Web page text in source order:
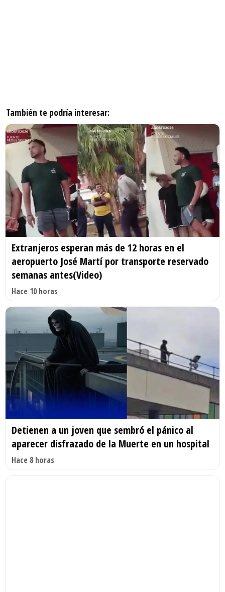
También te podría interesar:
Extranjeros esperan más de 12 horas en el
aeropuerto José Martí por transporte reservado
semanas antes(Video)
Hace 10 horas
Detienen a un joven que sembró el pánico al
aparecer disfrazado de la Muerte en un hospital
Hace 8 horas